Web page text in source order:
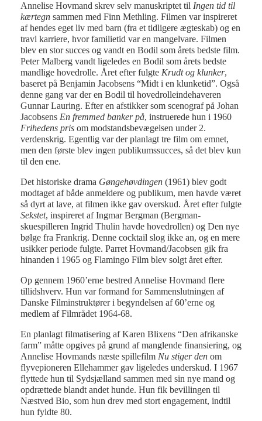
Annelise Hovmand skrev selv manuskriptet til Ingen tid til
kærtegn sammen med Finn Methling. Filmen var inspireret
af hendes eget liv med barn (fra et tidligere ægteskab) og en
travl karriere, hvor familietid var en mangelvare. Filmen
blev en stor succes og vandt en Bodil som årets bedste film.
Peter Malberg vandt ligeledes en Bodil som årets bedste
mandlige hovedrolle. Året efter fulgte Krudt og klunker,
baseret på Benjamin Jacobsens “Midt i en klunketid”. Også
denne gang var der en Bodil til hovedrolleindehaveren
Gunnar Lauring. Efter en afstikker som scenograf på Johan
Jacobsens En fremmed banker på, instruerede hun i 1960
Frihedens pris om modstandsbevægelsen under 2.
verdenskrig. Egentlig var der planlagt tre film om emnet,
men den første blev ingen publikumssucces, så det blev kun
til den ene.
Det historiske drama Gøngehøvdingen (1961) blev godt
modtaget af både anmeldere og publikum, men havde været
så dyrt at lave, at filmen ikke gav overskud. Året efter fulgte
Sekstet, inspireret af Ingmar Bergman (Bergman-
skuespilleren Ingrid Thulin havde hovedrollen) og Den nye
bølge fra Frankrig. Denne cocktail slog ikke an, og en mere
usikker periode fulgte. Parret Hovmand/Jacobsen gik fra
hinanden i 1965 og Flamingo Film blev solgt året efter.
Op gennem 1960’erne bestred Annelise Hovmand flere
tillidshverv. Hun var formand for Sammenslutningen af
Danske Filminstruktører i begyndelsen af 60’erne og
medlem af Filmrådet 1964-68.
En planlagt filmatisering af Karen Blixens “Den afrikanske
farm” måtte opgives på grund af manglende finansiering, og
Annelise Hovmands næste spillefilm Nu stiger den om
flyvepioneren Ellehammer gav ligeledes underskud. I 1967
flyttede hun til Sydsjælland sammen med sin nye mand og
opdrættede blandt andet hunde. Hun fik bevillingen til
Næstved Bio, som hun drev med stort engagement, indtil
hun fyldte 80.